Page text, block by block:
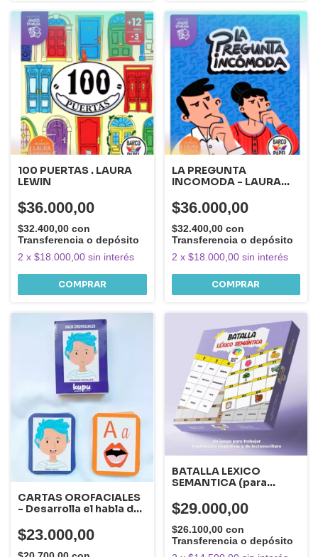
100 PUERTAS . LAURA
LEWIN
$36.000,00
$32.400,00 con
Transferencia o depósito
2 x $18.000,00 sin interés
LA PREGUNTA
INCOMODA - LAURA
$36.000,00
$32.400,00 con
Transferencia o depósito
2 x $18.000,00 sin interés
CARTAS OROFACIALES
- Desarrolla el habla de
manera divertida y
efectiva -
$23.000,00
BATALLA LEXICO
SEMANTICA (para
la lectura y las
habilidades cognitivas)
$29.000,00
$26.100,00 con
Transferencia o depósito